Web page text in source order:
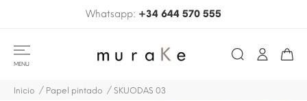
Whatsapp: +34 644 570 555
MENU
Inicio Papel pintado SKUODAS 03